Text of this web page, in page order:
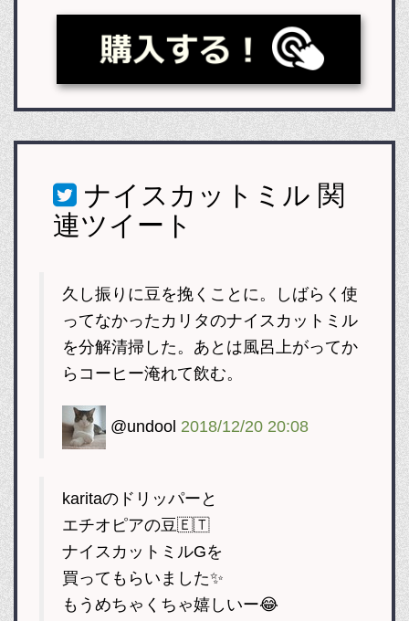
ナイスカットミル 関
連ツイート
久し振りに豆を挽くことに。しばらく使
ってなかったカリタのナイスカットミル
を分解清掃した。あとは風呂上がってか
らコーヒー淹れて飲む。
@undool 2018/12/20 20:08
karitaのドリッパーと
エチオピアの豆🇪🇹
ナイスカットミルGを
買ってもらいました✨
もうめちゃくちゃ嬉しいー😂